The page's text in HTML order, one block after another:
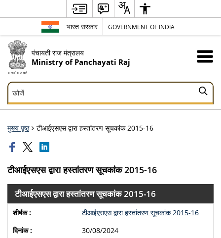
भारत सरकार GOVERNMENT OF INDIA
पंचायती राज मंत्रालय
Ministry of Panchayati Raj
खोजें
खोजें
मुख्य पृष्ठ टीआईएसएस द्वारा हस्तांतरण सूचकांक 2015-16
टीआईएसएस द्वारा हस्तांतरण सूचकांक 2015-16
टीआईएसएस द्वारा हस्तांतरण सूचकांक 2015-16
टीआईएसएस द्वारा हस्तांतरण सूचकांक 2015-16
30/08/2024